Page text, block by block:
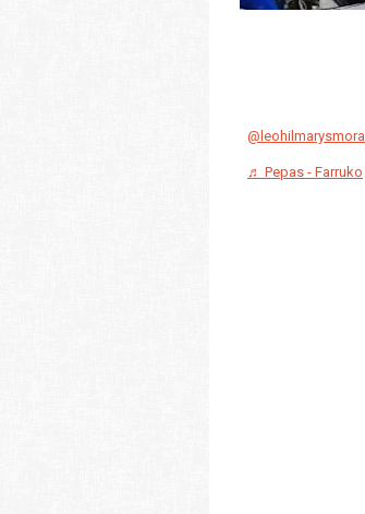
@leohilmarysmoral
♬ Pepas - Farruko